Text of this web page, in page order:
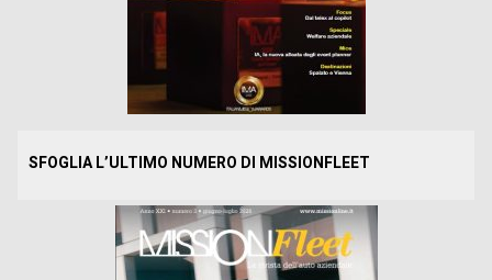
SFOGLIA L’ULTIMO NUMERO DI MISSIONFLEET